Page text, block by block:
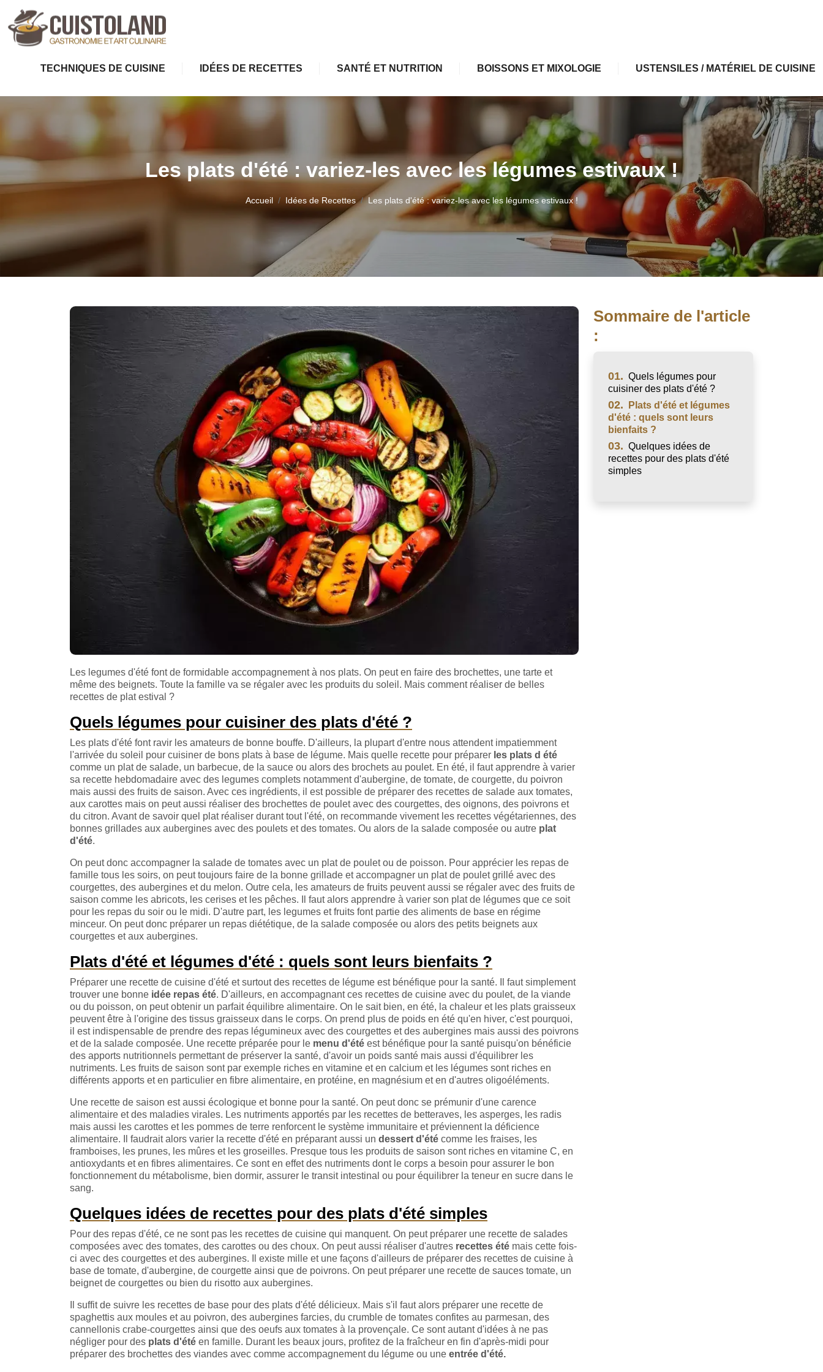
TECHNIQUES DE CUISINE IDÉES DE RECETTES SANTÉ ET NUTRITION BOISSONS ET MIXOLOGIE USTENSILES / MATÉRIEL DE CUISINE
Les plats d'été : variez-les avec les légumes estivaux !
Accueil Idées de Recettes Les plats d'été : variez-les avec les légumes estivaux !
Les legumes d'été font de formidable accompagnement à nos plats. On peut en faire des brochettes, une tarte et
même des beignets. Toute la famille va se régaler avec les produits du soleil. Mais comment réaliser de belles
recettes de plat estival ?
Quels légumes pour cuisiner des plats d'été ?
Les plats d'été font ravir les amateurs de bonne bouffe. D'ailleurs, la plupart d'entre nous attendent impatiemment
l'arrivée du soleil pour cuisiner de bons plats à base de légume. Mais quelle recette pour préparer les plats d été
comme un plat de salade, un barbecue, de la sauce ou alors des brochets au poulet. En été, il faut apprendre à varier
sa recette hebdomadaire avec des legumes complets notamment d'aubergine, de tomate, de courgette, du poivron
mais aussi des fruits de saison. Avec ces ingrédients, il est possible de préparer des recettes de salade aux tomates,
aux carottes mais on peut aussi réaliser des brochettes de poulet avec des courgettes, des oignons, des poivrons et
du citron. Avant de savoir quel plat réaliser durant tout l'été, on recommande vivement les recettes végétariennes, des
bonnes grillades aux aubergines avec des poulets et des tomates. Ou alors de la salade composée ou autre plat
d'été.
On peut donc accompagner la salade de tomates avec un plat de poulet ou de poisson. Pour apprécier les repas de
famille tous les soirs, on peut toujours faire de la bonne grillade et accompagner un plat de poulet grillé avec des
courgettes, des aubergines et du melon. Outre cela, les amateurs de fruits peuvent aussi se régaler avec des fruits de
saison comme les abricots, les cerises et les pêches. Il faut alors apprendre à varier son plat de légumes que ce soit
pour les repas du soir ou le midi. D'autre part, les legumes et fruits font partie des aliments de base en régime
minceur. On peut donc préparer un repas diététique, de la salade composée ou alors des petits beignets aux
courgettes et aux aubergines.
Plats d'été et légumes d'été : quels sont leurs bienfaits ?
Préparer une recette de cuisine d'été et surtout des recettes de légume est bénéfique pour la santé. Il faut simplement
trouver une bonne idée repas été. D'ailleurs, en accompagnant ces recettes de cuisine avec du poulet, de la viande
ou du poisson, on peut obtenir un parfait équilibre alimentaire. On le sait bien, en été, la chaleur et les plats graisseux
peuvent être à l'origine des tissus graisseux dans le corps. On prend plus de poids en été qu'en hiver, c'est pourquoi,
il est indispensable de prendre des repas légumineux avec des courgettes et des aubergines mais aussi des poivrons
et de la salade composée. Une recette préparée pour le menu d'été est bénéfique pour la santé puisqu'on bénéficie
des apports nutritionnels permettant de préserver la santé, d'avoir un poids santé mais aussi d'équilibrer les
nutriments. Les fruits de saison sont par exemple riches en vitamine et en calcium et les légumes sont riches en
différents apports et en particulier en fibre alimentaire, en protéine, en magnésium et en d'autres oligoéléments.
Une recette de saison est aussi écologique et bonne pour la santé. On peut donc se prémunir d'une carence
alimentaire et des maladies virales. Les nutriments apportés par les recettes de betteraves, les asperges, les radis
mais aussi les carottes et les pommes de terre renforcent le système immunitaire et préviennent la déficience
alimentaire. Il faudrait alors varier la recette d'été en préparant aussi un dessert d'été comme les fraises, les
framboises, les prunes, les mûres et les groseilles. Presque tous les produits de saison sont riches en vitamine C, en
antioxydants et en fibres alimentaires. Ce sont en effet des nutriments dont le corps a besoin pour assurer le bon
fonctionnement du métabolisme, bien dormir, assurer le transit intestinal ou pour équilibrer la teneur en sucre dans le
sang.
Quelques idées de recettes pour des plats d'été simples
Pour des repas d'été, ce ne sont pas les recettes de cuisine qui manquent. On peut préparer une recette de salades
composées avec des tomates, des carottes ou des choux. On peut aussi réaliser d'autres recettes été mais cette fois-
ci avec des courgettes et des aubergines. Il existe mille et une façons d'ailleurs de préparer des recettes de cuisine à
base de tomate, d'aubergine, de courgette ainsi que de poivrons. On peut préparer une recette de sauces tomate, un
beignet de courgettes ou bien du risotto aux aubergines.
Il suffit de suivre les recettes de base pour des plats d'été délicieux. Mais s'il faut alors préparer une recette de
spaghettis aux moules et au poivron, des aubergines farcies, du crumble de tomates confites au parmesan, des
cannellonis crabe-courgettes ainsi que des oeufs aux tomates à la provençale. Ce sont autant d'idées à ne pas
négliger pour des plats d'été en famille. Durant les beaux jours, profitez de la fraîcheur en fin d'après-midi pour
préparer des brochettes des viandes avec comme accompagnement du légume ou une entrée d'été.
Sommaire de l'article
:
01. Quels légumes pour
cuisiner des plats d'été ?
02.
Plats d'été et légumes
d'été : quels sont leurs
bienfaits ?
03. Quelques idées de
recettes pour des plats d'été
simples